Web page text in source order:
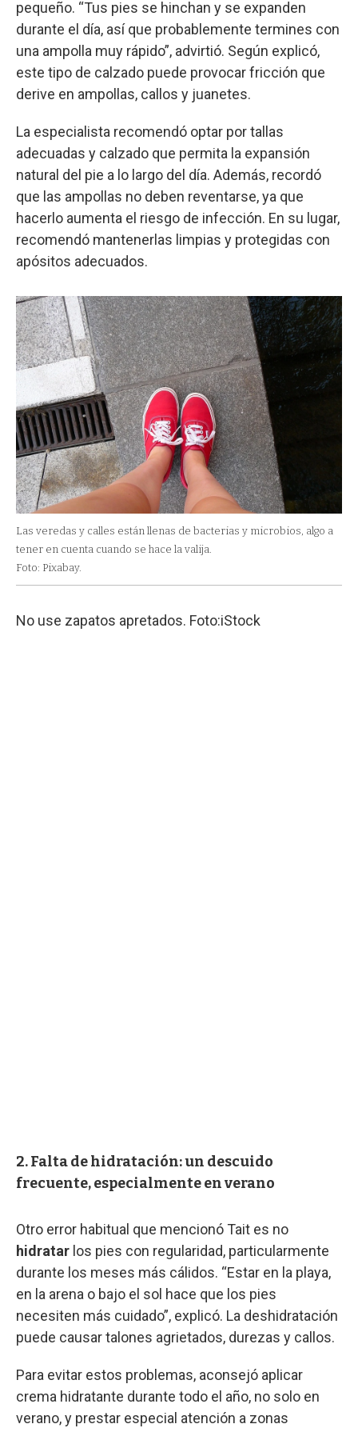
pequeño. “Tus pies se hinchan y se expanden
durante el día, así que probablemente termines con
una ampolla muy rápido”, advirtió. Según explicó,
este tipo de calzado puede provocar fricción que
derive en ampollas, callos y juanetes.
La especialista recomendó optar por tallas
adecuadas y calzado que permita la expansión
natural del pie a lo largo del día. Además, recordó
que las ampollas no deben reventarse, ya que
hacerlo aumenta el riesgo de infección. En su lugar,
recomendó mantenerlas limpias y protegidas con
apósitos adecuados.
Las veredas y calles están llenas de bacterias y microbios, algo a
tener en cuenta cuando se hace la valija.
Foto: Pixabay.
No use zapatos apretados. Foto:iStock
2. Falta de hidratación: un descuido
frecuente, especialmente en verano
Otro error habitual que mencionó Tait es no
hidratar los pies con regularidad, particularmente
durante los meses más cálidos. “Estar en la playa,
en la arena o bajo el sol hace que los pies
necesiten más cuidado”, explicó. La deshidratación
puede causar talones agrietados, durezas y callos.
Para evitar estos problemas, aconsejó aplicar
crema hidratante durante todo el año, no solo en
verano, y prestar especial atención a zonas